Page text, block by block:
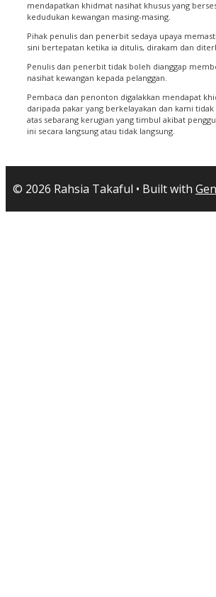
mendapatkan khidmat nasihat khusus yang
kedudukan kewangan masing-masing.
Pihak penulis dan penerbit sedaya upaya
sini bertepatan ketika ia ditulis, dirakam dan
Penulis dan penerbit tidak boleh dianggap
nasihat kewangan kepada pelanggan.
Pembaca dan penonton digalakkan mendapat
daripada pakar yang berkelayakan dan kami
atas sebarang kerugian yang timbul akibat
ini secara langsung atau tidak langsung.
© 2026 Rahsia Takaful • Built with